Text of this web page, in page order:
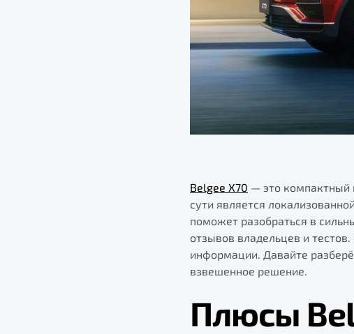
Belgee X70 — это компактный
сути является
поможет разобраться в
отзывов владельцев и
информации. Давайте
взвешенное решение.
Плюсы